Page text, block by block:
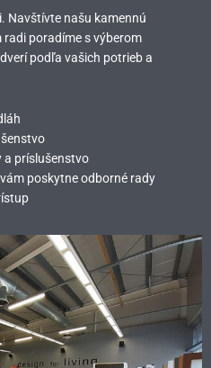
Navštívte našu kamennú
radi poradíme s výberom
podľa vašich potrieb a
a príslušenstvo
poskytne odborné rady